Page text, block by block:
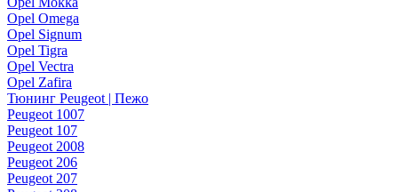
Opel Omega
Opel Signum
Opel Tigra
Opel Vectra
Opel Zafira
Тюнинг Peugeot | Пежо
Peugeot 1007
Peugeot 107
Peugeot 2008
Peugeot 206
Peugeot 207